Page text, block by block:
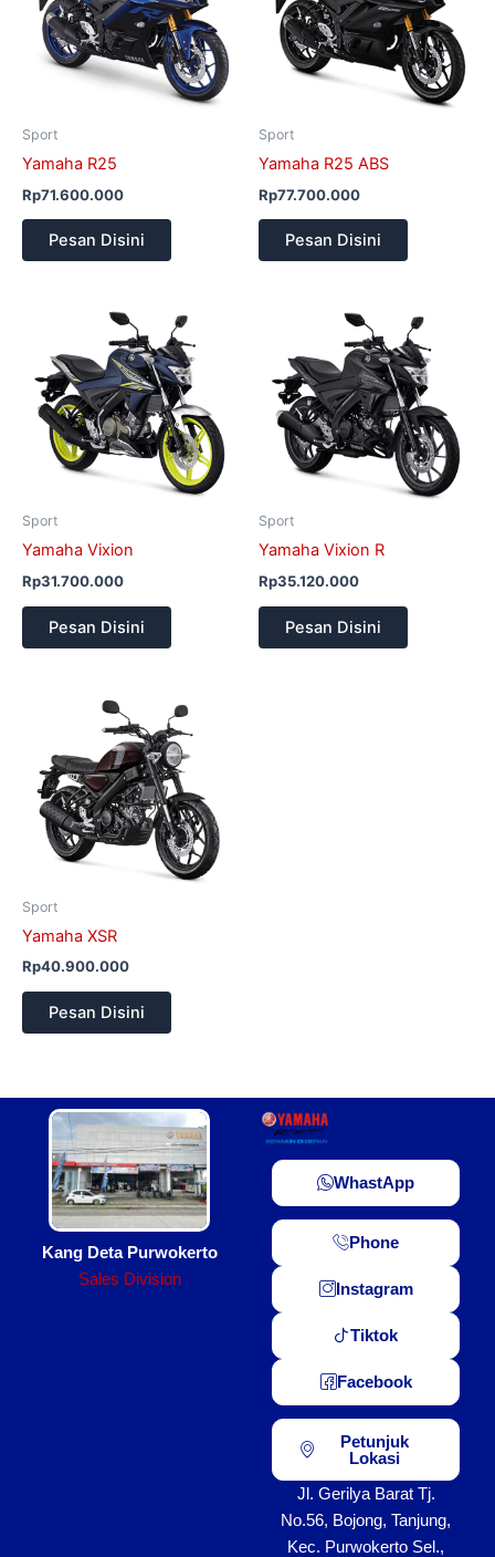
Sport
Yamaha R25
Rp71.600.000
Pesan Disini
Sport
Yamaha R25 ABS
Rp77.700.000
Pesan Disini
Sport
Yamaha Vixion
Rp31.700.000
Pesan Disini
Sport
Yamaha Vixion R
Rp35.120.000
Pesan Disini
Sport
Yamaha XSR
Rp40.900.000
Pesan Disini
Kang Deta Purwokerto
Sales Division
WhastApp
Phone
Instagram
Tiktok
Facebook
Petunjuk
Lokasi
Jl. Gerilya Barat Tj.
No.56, Bojong, Tanjung,
Kec. Purwokerto Sel.,